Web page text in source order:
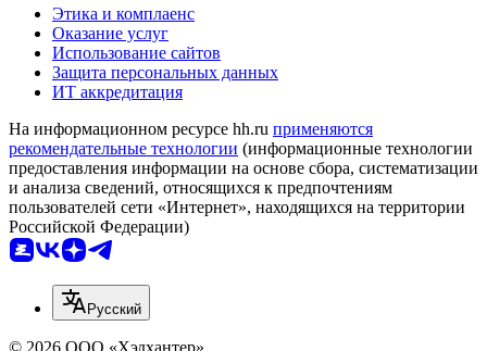
Этика и комплаенс
Оказание услуг
Использование сайтов
Защита персональных данных
ИТ аккредитация
На информационном ресурсе hh.ru применяются
рекомендательные технологии (информационные технологии
предоставления информации на основе сбора, систематизации
и анализа сведений, относящихся к предпочтениям
пользователей сети «Интернет», находящихся на территории
Российской Федерации)
Русский
© 2026 ООО «Хэдхантер»